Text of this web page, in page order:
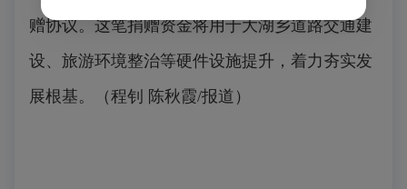
赠协议。这笔捐赠资金将用于大湖乡道路交通建
设、旅游环境整治等硬件设施提升，着力夯实发
展根基。（程钊 陈秋霞/报道）